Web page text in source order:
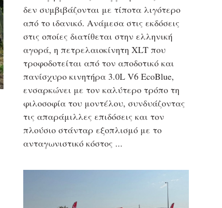
δεν συμβιβάζονται με τίποτα λιγότερο
από το ιδανικό. Ανάμεσα στις εκδόσεις
στις οποίες διατίθεται στην ελληνική
αγορά, η πετρελαιοκίνητη XLT που
τροφοδοτείται από τον αποδοτικό και
πανίσχυρο κινητήρα 3.0L V6 EcoBlue,
ενσαρκώνει με τον καλύτερο τρόπο τη
φιλοσοφία του μοντέλου, συνδυάζοντας
τις απαράμιλλες επιδόσεις και τον
πλούσιο στάνταρ εξοπλισμό με το
ανταγωνιστικό κόστος